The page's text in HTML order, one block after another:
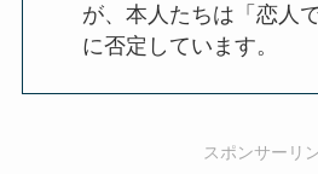
が、本人たちは「恋人
に否定しています。
スポンサーリ